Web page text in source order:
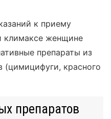
к приему
климаксе женщине
препараты из
(цимицифуги, красного
препаратов